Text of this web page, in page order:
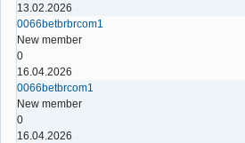
13.02.2026
0066betbrbrcom1
New member
0
16.04.2026
0066betbrcom1
New member
0
16.04.2026